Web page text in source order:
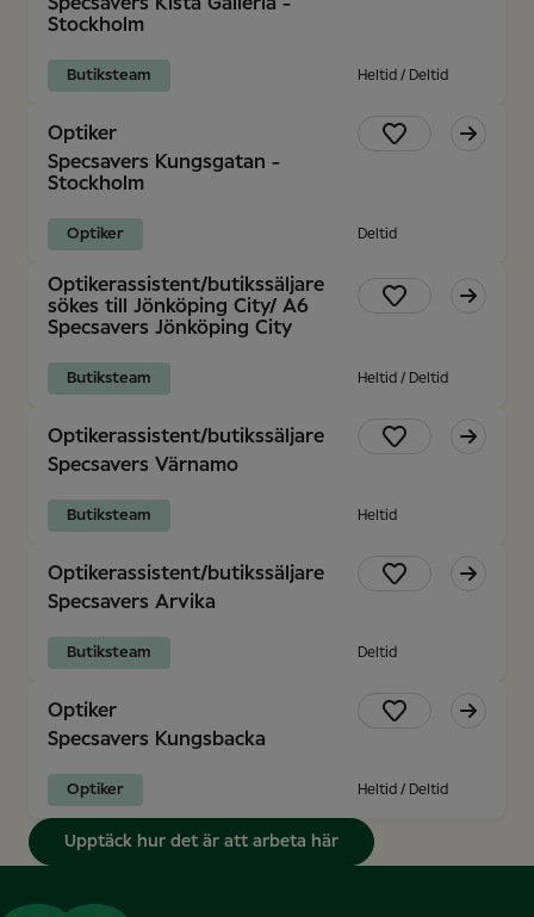
Stockholm
Heltid / Deltid
Butiksteam
Optiker
Specsavers Kungsgatan -
Stockholm
Deltid
Optiker
Optikerassistent/butikssäljare
sökes till Jönköping City/ A6
Specsavers Jönköping City
Heltid / Deltid
Butiksteam
Optikerassistent/butikssäljare
Specsavers Värnamo
Heltid
Butiksteam
Optikerassistent/butikssäljare
Specsavers Arvika
Deltid
Butiksteam
Optiker
Specsavers Kungsbacka
Heltid / Deltid
Optiker
Upptäck hur det är att arbeta här